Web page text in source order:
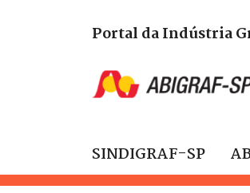
Portal da Indústria
SINDIGRAF-SP